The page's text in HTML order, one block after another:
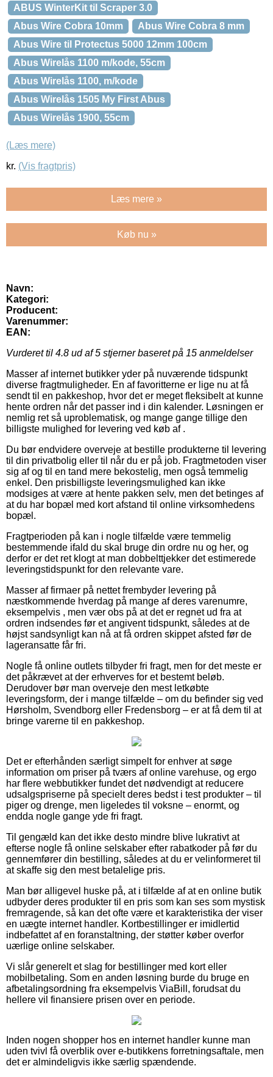
ABUS WinterKit til Scraper 3.0
Abus Wire Cobra 10mm
Abus Wire Cobra 8 mm
Abus Wire til Protectus 5000 12mm 100cm
Abus Wirelås 1100 m/kode, 55cm
Abus Wirelås 1100, m/kode
Abus Wirelås 1505 My First Abus
Abus Wirelås 1900, 55cm
(Læs mere)
kr. (Vis fragtpris)
Læs mere »
Køb nu »
Navn:
Kategori:
Producent:
Varenummer:
EAN:
Vurderet til 4.8 ud af 5 stjerner baseret på 15 anmeldelser
Masser af internet butikker yder på nuværende tidspunkt
diverse fragtmuligheder. En af favoritterne er lige nu at få
sendt til en pakkeshop, hvor det er meget fleksibelt at kunne
hente ordren når det passer ind i din kalender. Løsningen er
nemlig ret så uproblematisk, og mange gange tillige den
billigste mulighed for levering ved køb af .
Du bør endvidere overveje at bestille produkterne til levering
til din privatbolig eller til når du er på job. Fragtmetoden viser
sig af og til en tand mere bekostelig, men også temmelig
enkel. Den prisbilligste leveringsmulighed kan ikke
modsiges at være at hente pakken selv, men det betinges af
at du har bopæl med kort afstand til online virksomhedens
bopæl.
Fragtperioden på kan i nogle tilfælde være temmelig
bestemmende ifald du skal bruge din ordre nu og her, og
derfor er det ret klogt at man dobbelttjekker det estimerede
leveringstidspunkt for den relevante vare.
Masser af firmaer på nettet frembyder levering på
næstkommende hverdag på mange af deres varenumre,
eksempelvis , men vær obs på at det er regnet ud fra at
ordren indsendes før et angivent tidspunkt, således at de
højst sandsynligt kan nå at få ordren skippet afsted før de
lageransatte får fri.
Nogle få online outlets tilbyder fri fragt, men for det meste er
det påkrævet at der erhverves for et bestemt beløb.
Derudover bør man overveje den mest letkøbte
leveringsform, der i mange tilfælde – om du befinder sig ved
Hørsholm, Svendborg eller Fredensborg – er at få dem til at
bringe varerne til en pakkeshop.
Det er efterhånden særligt simpelt for enhver at søge
information om priser på tværs af online varehuse, og ergo
har flere webbutikker fundet det nødvendigt at reducere
udsalgspriserne på specielt deres bedst i test produkter – til
piger og drenge, men ligeledes til voksne – enormt, og
endda nogle gange yde fri fragt.
Til gengæld kan det ikke desto mindre blive lukrativt at
efterse nogle få online selskaber efter rabatkoder på før du
gennemfører din bestilling, således at du er velinformeret til
at skaffe sig den mest betalelige pris.
Man bør alligevel huske på, at i tilfælde af at en online butik
udbyder deres produkter til en pris som kan ses som mystisk
fremragende, så kan det ofte være et karakteristika der viser
en uægte internet handler. Kortbestillinger er imidlertid
indbefattet af en foranstaltning, der støtter køber overfor
uærlige online selskaber.
Vi slår generelt et slag for bestillinger med kort eller
mobilbetaling. Som en anden løsning burde du bruge en
afbetalingsordning fra eksempelvis ViaBill, forudsat du
hellere vil finansiere prisen over en periode.
Inden nogen shopper hos en internet handler kunne man
uden tvivl få overblik over e-butikkens forretningsaftale, men
det er almindeligvis ikke særlig spændende.